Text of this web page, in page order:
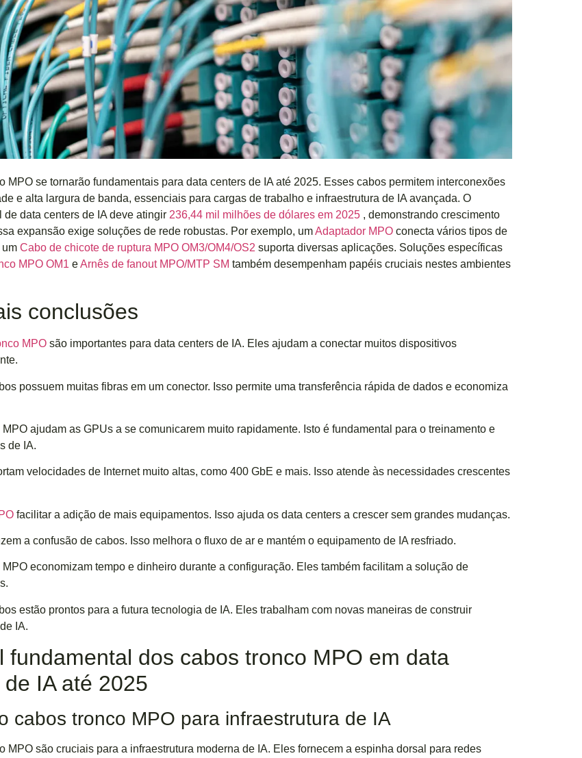
MPO se tornarão fundamentais para data centers de IA até 2025. Esses cabos permitem interconexões
e alta largura de banda, essenciais para cargas de trabalho e infraestrutura de IA avançada. O
de data centers de IA deve atingir 236,44 mil milhões de dólares em 2025 , demonstrando crescimento
expansão exige soluções de rede robustas. Por exemplo, umAdaptador MPO conecta vários tipos de
um Cabo de chicote de ruptura MPO OM3/OM4/OS2 suporta diversas aplicações. Soluções específicas
MPO OM1 eArnês de fanout MPO/MTP SM também desempenham papéis cruciais nestes ambientes
conclusões
MPO são importantes para data centers de IA. Eles ajudam a conectar muitos dispositivos
possuem muitas fibras em um conector. Isso permite uma transferência rápida de dados e economiza
MPO ajudam as GPUs a se comunicarem muito rapidamente. Isto é fundamental para o treinamento e
de IA.
velocidades de Internet muito altas, como 400 GbE e mais. Isso atende às necessidades crescentes
facilitar a adição de mais equipamentos. Isso ajuda os data centers a crescer sem grandes mudanças.
a confusão de cabos. Isso melhora o fluxo de ar e mantém o equipamento de IA resfriado.
MPO economizam tempo e dinheiro durante a configuração. Eles também facilitam a solução de
estão prontos para a futura tecnologia de IA. Eles trabalham com novas maneiras de construir
IA.
fundamental dos cabos tronco MPO em data
IA até 2025
cabos tronco MPO para infraestrutura de IA
MPO são cruciais para a infraestrutura moderna de IA. Eles fornecem a espinha dorsal para redes